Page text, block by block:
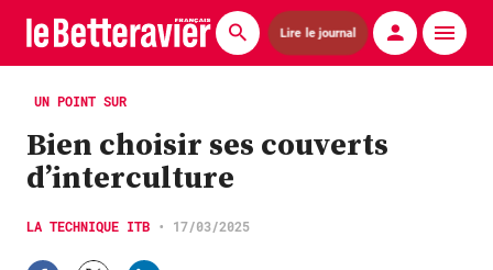
Lire le journal
Actualités
Économie
Agronomie
Matériels
UN POINT SUR
Bien choisir ses couverts
d’interculture
LA TECHNIQUE ITB • 17/03/2025